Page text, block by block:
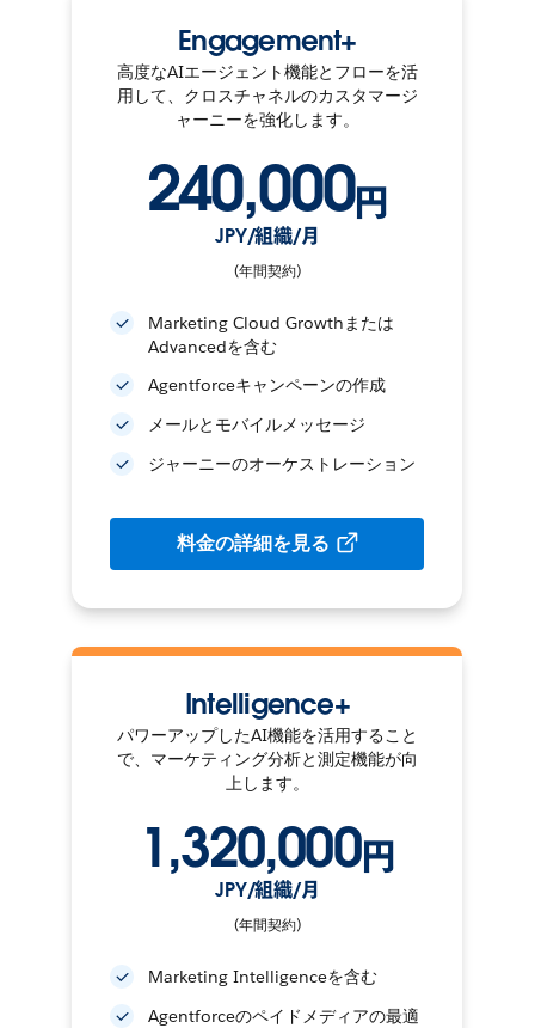
Engagement+
高度なAIエージェント機能とフローを活
用して、クロスチャネルのカスタマージ
ャーニーを強化します。
240,000円
JPY/組織/月
(年間契約)
Marketing Cloud Growthまたは
Advancedを含む
Agentforceキャンペーンの作成
メールとモバイルメッセージ
ジャーニーのオーケストレーション
料金の詳細を見る
Intelligence+
パワーアップしたAI機能を活用すること
で、マーケティング分析と測定機能が向
上します。
1,320,000円
JPY/組織/月
(年間契約)
Marketing Intelligenceを含む
Agentforceのペイドメディアの最適